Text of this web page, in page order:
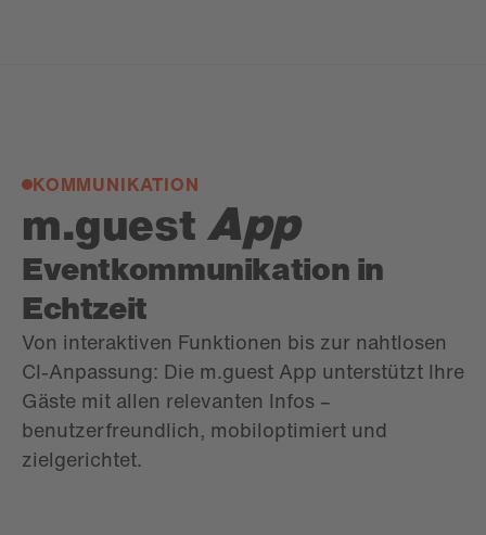
KOMMUNIKATION
m.guestApp
Eventkommunikation in
Echtzeit
Von interaktiven Funktionen bis zur nahtlosen
CI-Anpassung: Die m.guest App unterstützt Ihre
Gäste mit allen relevanten Infos –
benutzerfreundlich, mobiloptimiert und
zielgerichtet.